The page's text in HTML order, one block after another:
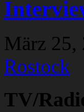
März 25,
Rostock
TV/